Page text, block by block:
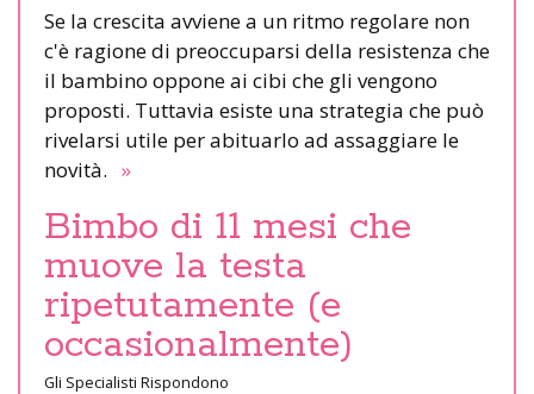
Se la crescita avviene a un ritmo regolare non
c'è ragione di preoccuparsi della resistenza che
il bambino oppone ai cibi che gli vengono
proposti. Tuttavia esiste una strategia che può
rivelarsi utile per abituarlo ad assaggiare le
novità. »
Bimbo di 11 mesi che
muove la testa
ripetutamente (e
occasionalmente)
Gli Specialisti Rispondono